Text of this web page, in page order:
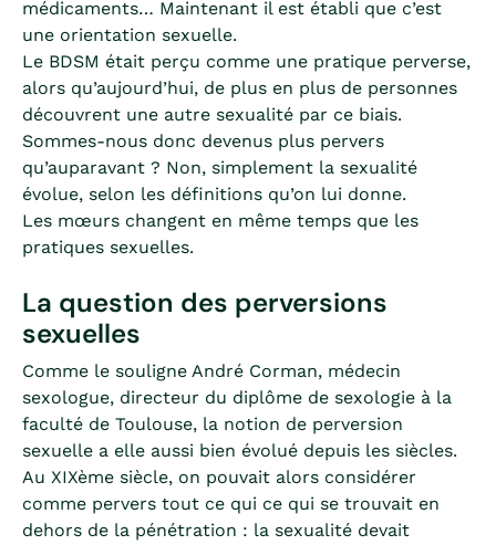
médicaments… Maintenant il est établi que c’est
une orientation sexuelle.
Le BDSM était perçu comme une pratique perverse,
alors qu’aujourd’hui, de plus en plus de personnes
découvrent une autre sexualité par ce biais.
Sommes-nous donc devenus plus pervers
qu’auparavant ? Non, simplement la sexualité
évolue, selon les définitions qu’on lui donne.
Les mœurs changent en même temps que les
pratiques sexuelles.
La question des perversions
sexuelles
Comme le souligne André Corman, médecin
sexologue, directeur du diplôme de sexologie à la
faculté de Toulouse, la notion de perversion
sexuelle a elle aussi bien évolué depuis les siècles.
Au XIXème siècle, on pouvait alors considérer
comme pervers tout ce qui ce qui se trouvait en
dehors de la pénétration : la sexualité devait